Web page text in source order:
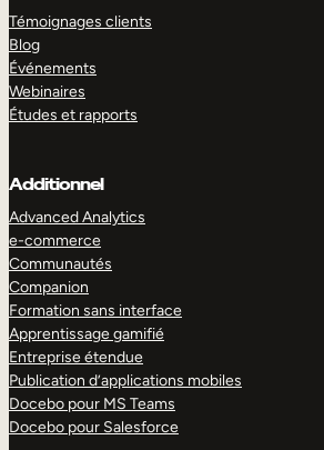
Témoignages clients
Blog
Événements
Webinaires
Études et rapports
Additionnel
Advanced Analytics
e-commerce
Communautés
Companion
Formation sans interface
Apprentissage gamifié
Entreprise étendue
Publication d’applications mobiles
Docebo pour MS Teams
Docebo pour Salesforce